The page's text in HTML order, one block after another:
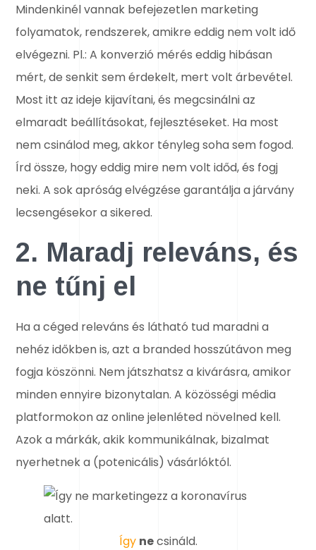
Mindenkinél vannak befejezetlen marketing
folyamatok, rendszerek, amikre eddig nem volt idő
elvégezni. Pl.: A konverzió mérés eddig hibásan
mért, de senkit sem érdekelt, mert volt árbevétel.
Most itt az ideje kijavítani, és megcsinálni az
elmaradt beállításokat, fejlesztéseket. Ha most
nem csinálod meg, akkor tényleg soha sem fogod.
Írd össze, hogy eddig mire nem volt időd, és fogj
neki. A sok apróság elvégzése garantálja a járvány
lecsengésekor a sikered.
2. Maradj releváns, és
ne tűnj el
Ha a céged releváns és látható tud maradni a
nehéz időkben is, azt a branded hosszútávon meg
fogja köszönni. Nem játszhatsz a kivárásra, amikor
minden ennyire bizonytalan. A közösségi média
platformokon az online jelenléted növelned kell.
Azok a márkák, akik kommunikálnak, bizalmat
nyerhetnek a (potenicális) vásárlóktól.
Így necsináld.